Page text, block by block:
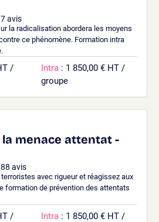
7avis
la radicalisation abordera les moyens
ce phénomène. Formation intra
/
Intra : 1 850,00 € HT /
groupe
menace attentat -
88 avis
avec rigueur et réagissez aux
formation de prévention des attentats
/
Intra : 1 850,00 € HT /